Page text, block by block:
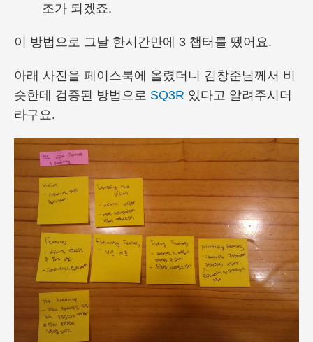
조가 되겠죠.
이 방법으로 그날 한시간만에 3 챕터를 뗐어요.
아래 사진을 페이스북에 올렸더니 김창준님께서 비
슷한데 검증된 방법으로 SQ3R 있다고 알려주시더
라구요.